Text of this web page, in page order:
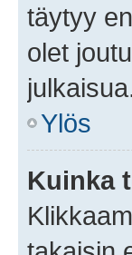
täytyy
olet
Ylös
Kuinka